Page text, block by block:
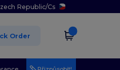
Republic/Cs
Order